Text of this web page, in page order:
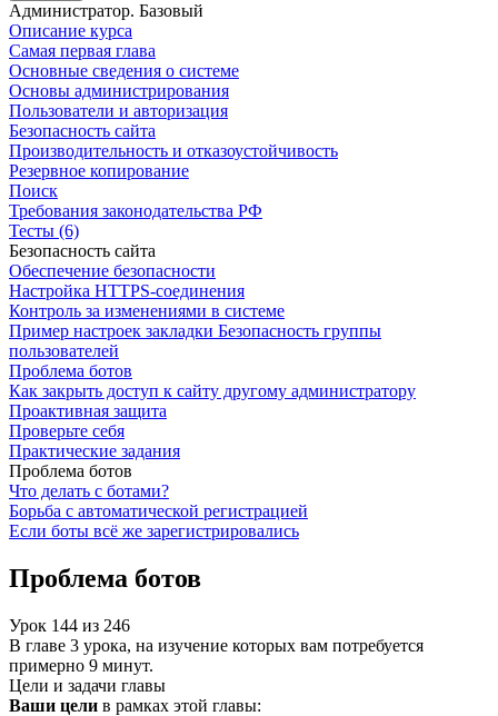
Администратор. Базовый
Описание курса
Самая первая глава
Основные сведения о системе
Основы администрирования
Пользователи и авторизация
Безопасность сайта
Производительность и отказоустойчивость
Резервное копирование
Поиск
Требования законодательства РФ
Тесты (6)
Безопасность сайта
Обеспечение безопасности
Настройка HTTPS-соединения
Контроль за изменениями в системе
Пример настроек закладки Безопасность группы
пользователей
Проблема ботов
Как закрыть доступ к сайту другому администратору
Проактивная защита
Проверьте себя
Практические задания
Проблема ботов
Что делать с ботами?
Борьба с автоматической регистрацией
Если боты всё же зарегистрировались
Проблема ботов
Урок 144 из 246
В главе 3 урока, на изучение которых вам потребуется
примерно 9 минут.
Цели и задачи главы
Ваши цели в рамках этой главы: